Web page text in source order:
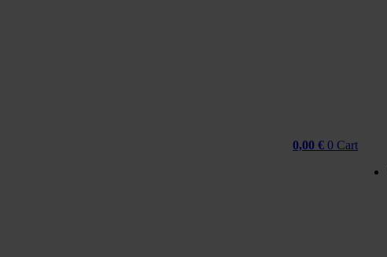
0,00 € 0 Cart